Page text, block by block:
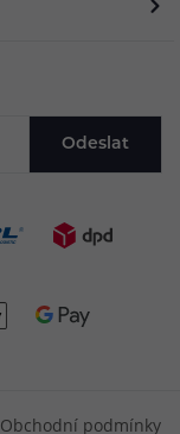
Odeslat
Obchodní podmínky